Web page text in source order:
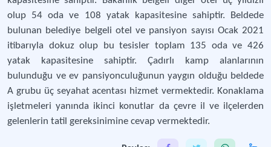
olup 54 oda ve 108 yatak kapasitesine sahiptir. Beldede
bulunan belediye belgeli otel ve pansiyon sayısı Ocak 2021
itibarıyla dokuz olup bu tesisler toplam 135 oda ve 426
yatak kapasitesine sahiptir. Çadırlı kamp alanlarının
bulunduğu ve ev pansiyonculuğunun yaygın olduğu beldede
A grubu üç seyahat acentası hizmet vermektedir. Konaklama
işletmeleri yanında ikinci konutlar da çevre il ve ilçelerden
gelenlerin tatil gereksinimine cevap vermektedir.